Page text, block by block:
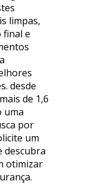
limpas,
final e
desde
de 1,6
uma
por
um
descubra
otimizar